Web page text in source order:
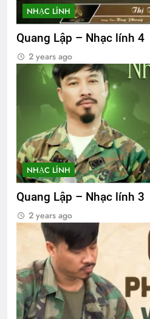
NHẠC LÍNH
Quang Lập – Nhạc lính 4
2 years ago
NHẠC LÍNH
Quang Lập – Nhạc lính 3
2 years ago